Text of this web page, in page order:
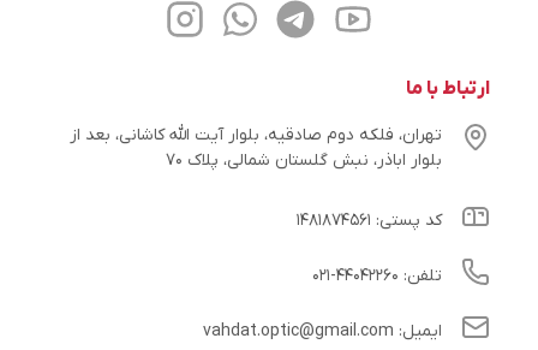
ارتباط با ما
تهران، فلکه دوم صادقیه، بلوار آیت الله کاشانی، بعد از
بلوار اباذر، نبش گلستان شمالی، پلاک ۷۰
کد پستی: ۱۴۸۱۸۷۴۵۶۱
تلفن: ۴۴۰۴۲۲۶۰-۰۲۱
ایمیل: vahdat.optic@gmail.com